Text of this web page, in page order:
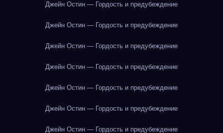
Джейн Остин — Гордость и предубеждение
Джейн Остин — Гордость и предубеждение
Джейн Остин — Гордость и предубеждение
Джейн Остин — Гордость и предубеждение
Джейн Остин — Гордость и предубеждение
Джейн Остин — Гордость и предубеждение
Джейн Остин — Гордость и предубеждение